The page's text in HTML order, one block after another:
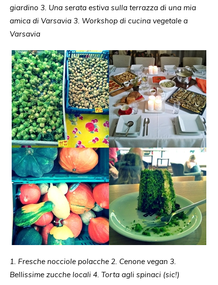
giardino 3. Una serata estiva sulla terrazza di una mia
amica di Varsavia 3. Workshop di cucina vegetale a
Varsavia
1. Fresche nocciole polacche 2. Cenone vegan 3.
Bellissime zucche locali 4. Torta agli spinaci (sic!)